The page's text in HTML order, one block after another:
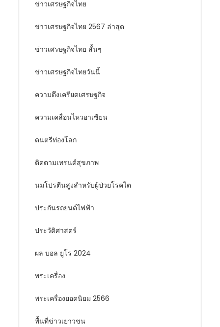
ข่าวเศรษฐกิจไทย
ข่าวเศรษฐกิจไทย 2567 ล่าสุด
ข่าวเศรษฐกิจไทย สั้นๆ
ข่าวเศรษฐกิจไทยวันนี้
ความตึงเครียดเศรษฐกิจ
ความเคลื่อนไหวอาเซียน
ดนตรีท่องโลก
ติดตามเทรนด์สุขภาพ
นมโปรตีนสูงสำหรับผู้ป่วยโรคไต
ประกันรถยนต์ไฟฟ้า
ประวัติศาสตร์
ผล บอล ยูโร 2024
พระเครื่อง
พระเครื่องยอดนิยม 2566
พื้นที่ข่าวเยาวชน